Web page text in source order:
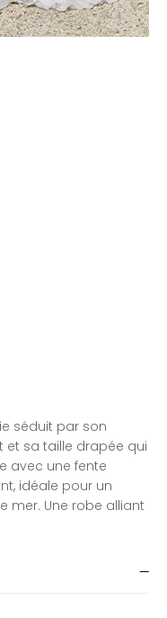
séduit par son
et sa taille drapée qui
avec une fente
idéale pour un
mer. Une robe alliant